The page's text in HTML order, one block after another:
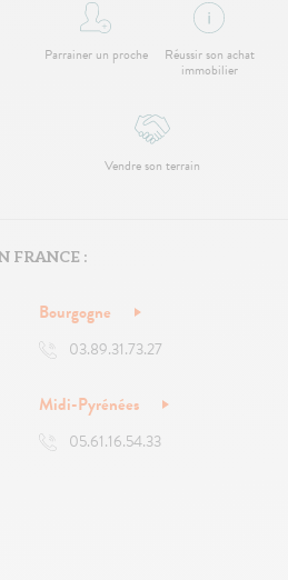
Parrainer un proche Réussir son achat
immobilier
Vendre son terrain
FRANCE :
Bourgogne
03.89.31.73.27
Midi-Pyrénées
05.61.16.54.33